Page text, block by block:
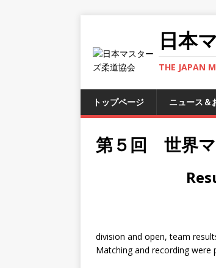
日本
THE JAPAN
トップページ ニュース＆
第５回 世界
division and open, team
Matching and recording were